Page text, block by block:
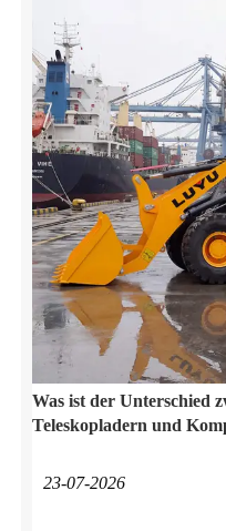
Was ist der Unterschied
Teleskopladern und
23-07-2026